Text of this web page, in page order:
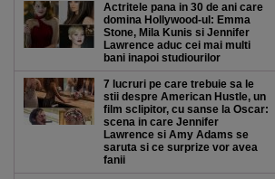
Actritele pana in 30 de ani care
domina Hollywood-ul: Emma
Stone, Mila Kunis si Jennifer
Lawrence aduc cei mai multi
bani inapoi studiourilor
7 lucruri pe care trebuie sa le
stii despre American Hustle, un
film sclipitor, cu sanse la Oscar:
scena in care Jennifer
Lawrence si Amy Adams se
saruta si ce surprize vor avea
fanii